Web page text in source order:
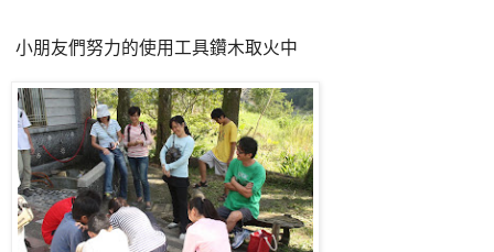
小朋友們努力的使用工具鑽木取火中